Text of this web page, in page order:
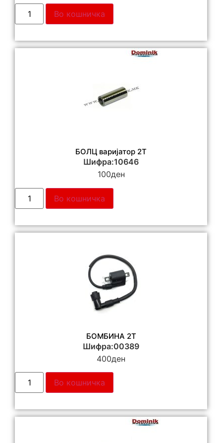
Во кошничка
БОЛЦ варијатор 2Т
Шифра:10646
100ден
Во кошничка
БОМБИНА 2T
Шифра:00389
400ден
Во кошничка